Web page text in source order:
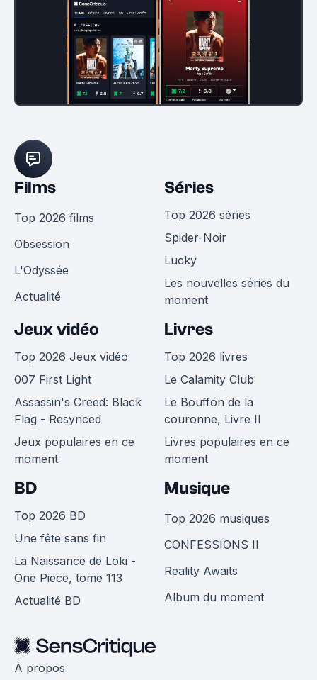
Films
Top 2026 films
Obsession
L'Odyssée
Actualité
Séries
Top 2026 séries
Spider-Noir
Lucky
Les nouvelles séries du
moment
Jeux vidéo
Top 2026 Jeux vidéo
007 First Light
Assassin's Creed: Black
Flag - Resynced
Jeux populaires en ce
moment
Livres
Top 2026 livres
Le Calamity Club
Le Bouffon de la
couronne, Livre II
Livres populaires en ce
moment
BD
Top 2026 BD
Une fête sans fin
La Naissance de Loki -
One Piece, tome 113
Actualité BD
Musique
Top 2026 musiques
CONFESSIONS II
Reality Awaits
Album du moment
À propos